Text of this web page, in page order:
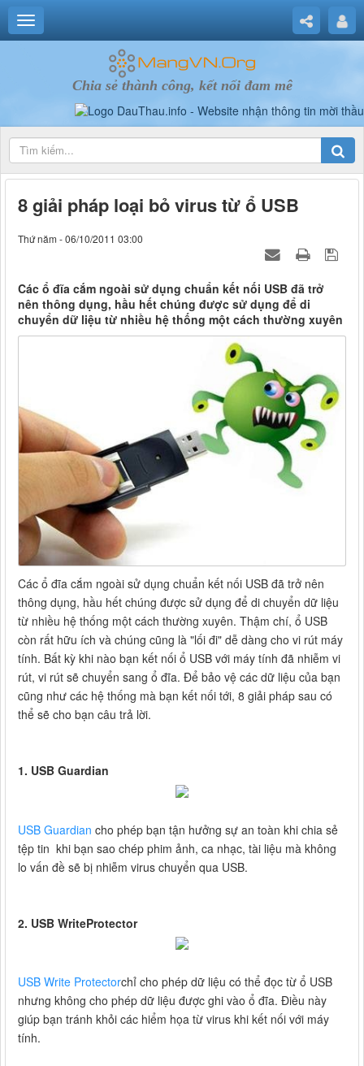
Chia sẻ thành công, kết nối đam mê
8 giải pháp loại bỏ virus từ ổ USB
Thứ năm - 06/10/2011 03:00
Các ổ đĩa cắm ngoài sử dụng chuẩn kết nối USB đã trở
nên thông dụng, hầu hết chúng được sử dụng để di
chuyển dữ liệu từ nhiều hệ thống một cách thường xuyên
Các ổ đĩa cắm ngoài sử dụng chuẩn kết nối USB đã trở nên
thông dụng, hầu hết chúng được sử dụng để di chuyển dữ liệu
từ nhiều hệ thống một cách thường xuyên. Thậm chí, ổ USB
còn rất hữu ích và chúng cũng là "lối đi" dễ dàng cho vi rút máy
tính. Bất kỳ khi nào bạn kết nối ổ USB với máy tính đã nhiễm vi
rút, vi rút sẽ chuyển sang ổ đĩa. Để bảo vệ các dữ liệu của bạn
cũng như các hệ thống mà bạn kết nối tới, 8 giải pháp sau có
thể sẽ cho bạn câu trả lời.
1. USB Guardian
USB Guardian cho phép bạn tận hưởng sự an toàn khi chia sẻ
tệp tin khi bạn sao chép phim ảnh, ca nhạc, tài liệu mà không
lo vấn đề sẽ bị nhiễm virus chuyển qua USB.
2. USB WriteProtector
USB Write Protectorchỉ cho phép dữ liệu có thể đọc từ ổ USB
nhưng không cho phép dữ liệu được ghi vào ổ đĩa. Điều này
giúp bạn tránh khỏi các hiểm họa từ virus khi kết nối với máy
tính.